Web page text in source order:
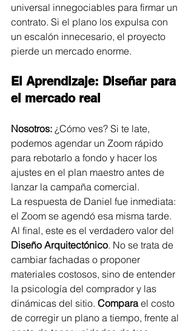
universal innegociables para firmar un
contrato. Si el plano los expulsa con
un escalón innecesario, el proyecto
pierde un mercado enorme.
El Aprendizaje: Diseñar para
el mercado real
Nosotros: ¿Cómo ves? Si te late,
podemos agendar un Zoom rápido
para rebotarlo a fondo y hacer los
ajustes en el plan maestro antes de
lanzar la campaña comercial.
La respuesta de Daniel fue inmediata:
el Zoom se agendó esa misma tarde.
Al final, este es el verdadero valor del
Diseño Arquitectónico. No se trata de
cambiar fachadas o proponer
materiales costosos, sino de entender
la psicología del comprador y las
dinámicas del sitio. Compara el costo
de corregir un plano a tiempo, frente al